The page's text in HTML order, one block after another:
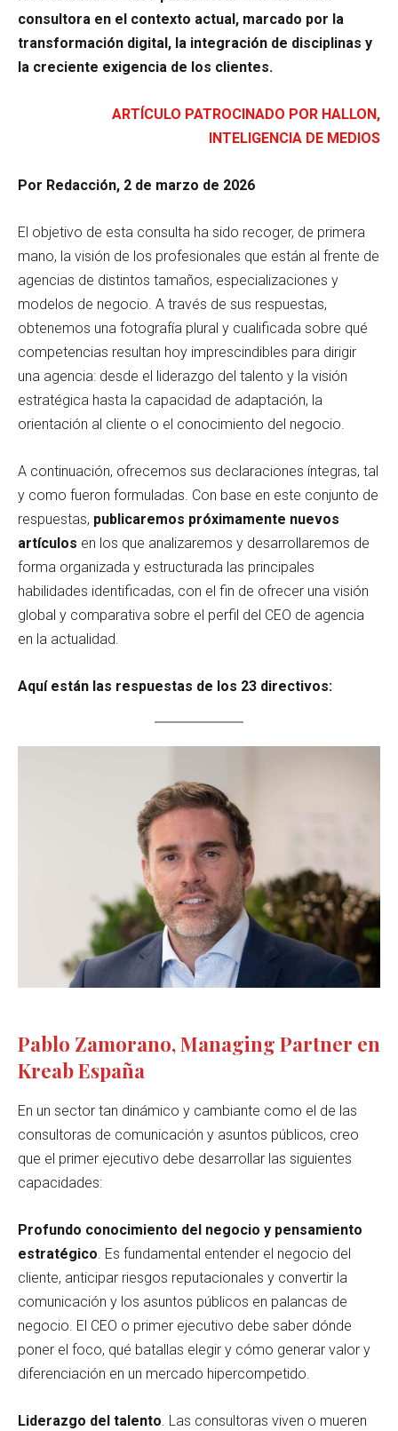
consultora en el contexto actual, marcado por la
transformación digital, la integración de disciplinas y
la creciente exigencia de los clientes.
ARTÍCULO PATROCINADO POR HALLON,
INTELIGENCIA DE MEDIOS
Por Redacción, 2 de marzo de 2026
El objetivo de esta consulta ha sido recoger, de primera
mano, la visión de los profesionales que están al frente de
agencias de distintos tamaños, especializaciones y
modelos de negocio. A través de sus respuestas,
obtenemos una fotografía plural y cualificada sobre qué
competencias resultan hoy imprescindibles para dirigir
una agencia: desde el liderazgo del talento y la visión
estratégica hasta la capacidad de adaptación, la
orientación al cliente o el conocimiento del negocio.
A continuación, ofrecemos sus declaraciones íntegras, tal
y como fueron formuladas. Con base en este conjunto de
respuestas, publicaremos próximamente nuevos
artículos en los que analizaremos y desarrollaremos de
forma organizada y estructurada las principales
habilidades identificadas, con el fin de ofrecer una visión
global y comparativa sobre el perfil del CEO de agencia
en la actualidad.
Aquí están las respuestas de los 23 directivos:
Pablo Zamorano, Managing Partner en
Kreab España
En un sector tan dinámico y cambiante como el de las
consultoras de comunicación y asuntos públicos, creo
que el primer ejecutivo debe desarrollar las siguientes
capacidades:
Profundo conocimiento del negocio y pensamiento
estratégico. Es fundamental entender el negocio del
cliente, anticipar riesgos reputacionales y convertir la
comunicación y los asuntos públicos en palancas de
negocio. El CEO o primer ejecutivo debe saber dónde
poner el foco, qué batallas elegir y cómo generar valor y
diferenciación en un mercado hipercompetido.
Liderazgo del talento. Las consultoras viven o mueren